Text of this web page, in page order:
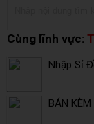
Cùng lĩnh vực:
Nhập Sỉ
BÁN